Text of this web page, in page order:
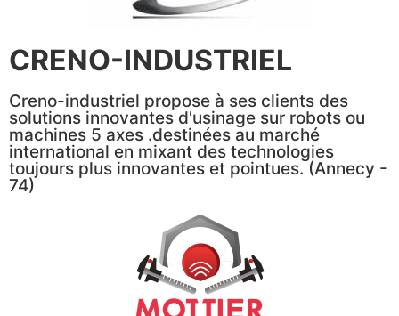
CRENO-INDUSTRIEL
Creno-industriel propose à ses clients des
solutions innovantes d'usinage sur robots ou
machines 5 axes .destinées au marché
international en mixant des technologies
toujours plus innovantes et pointues. (Annecy -
74)